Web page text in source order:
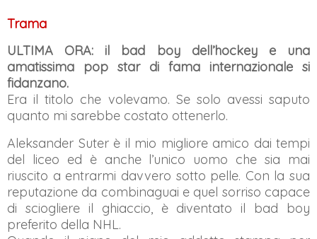
Trama
ULTIMA ORA: il bad boy dell’hockey e una
amatissima pop star di fama internazionale si
fidanzano.
Era il titolo che volevamo. Se solo avessi saputo
quanto mi sarebbe costato ottenerlo.
Aleksander Suter è il mio migliore amico dai tempi
del liceo ed è anche l’unico uomo che sia mai
riuscito a entrarmi davvero sotto pelle. Con la sua
reputazione da combinaguai e quel sorriso capace
di sciogliere il ghiaccio, è diventato il bad boy
preferito della NHL.